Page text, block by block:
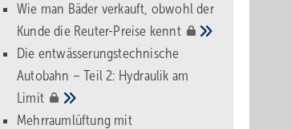
Wie man Bäder verkauft, obwohl der
Kunde die Reuter-Preise kennt
Die entwässerungstechnische
Autobahn – Teil 2: Hydraulik am
Limit
Mehrraumlüftung mit